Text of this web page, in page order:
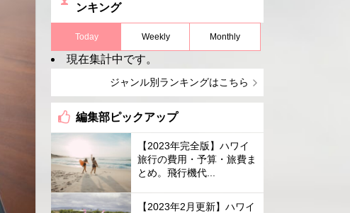
ンキング
Today Weekly Monthly
現在集計中です。
ジャンル別ランキングはこちら
編集部ピックアップ
【2023年完全版】ハワイ
旅行の費用・予算・旅費ま
とめ。飛行機代...
【2023年2月更新】ハワイ